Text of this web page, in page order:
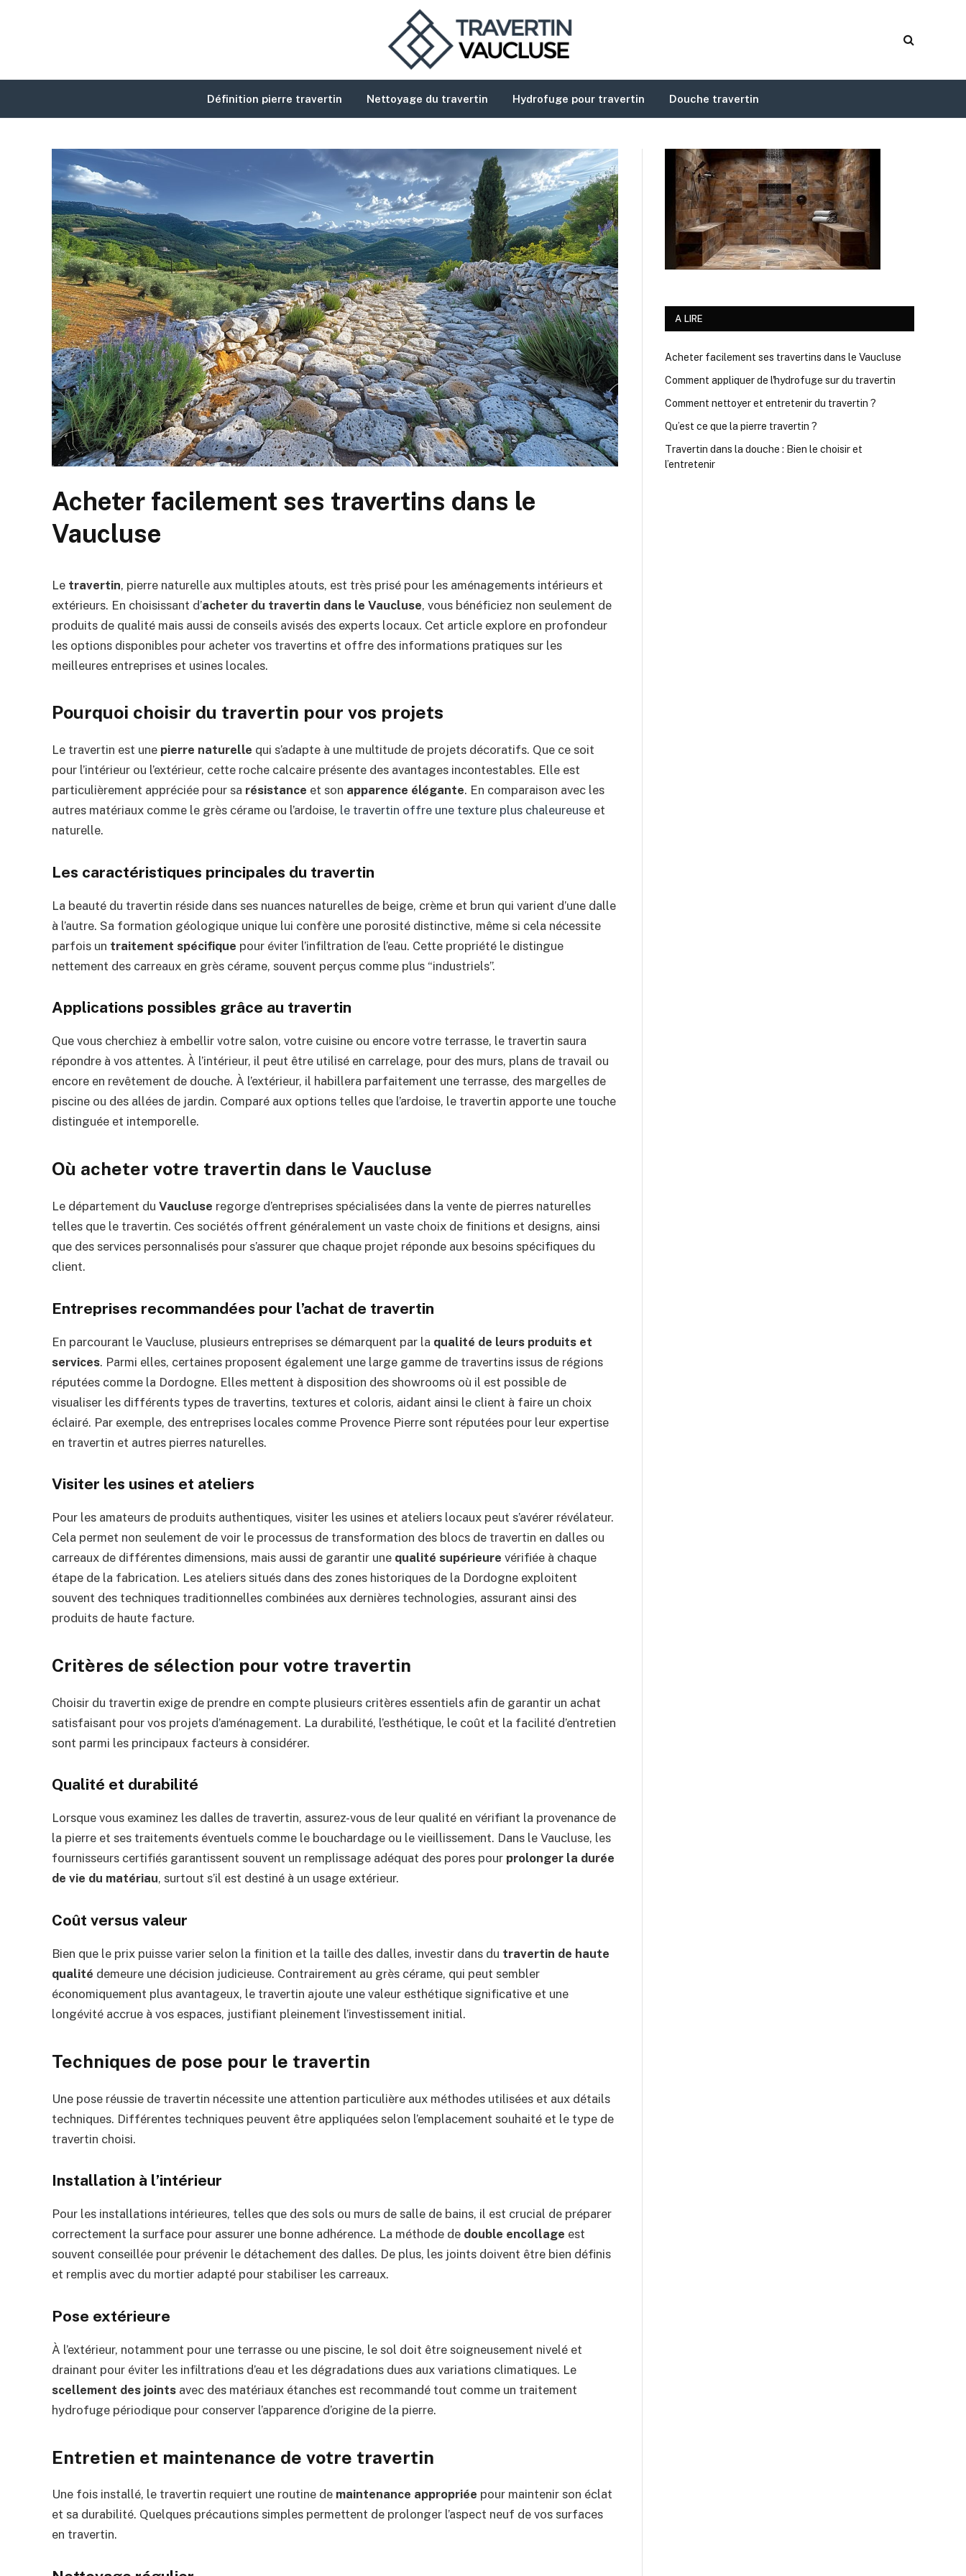
Définition pierre travertin Nettoyage du travertin Hydrofuge pour travertin Douche travertin
Acheter facilement ses travertins dans le
Vaucluse
Le travertin, pierre naturelle aux multiples atouts, est très prisé pour les aménagements intérieurs et
extérieurs. En choisissant d’acheter du travertin dans le Vaucluse, vous bénéficiez non seulement de
produits de qualité mais aussi de conseils avisés des experts locaux. Cet article explore en profondeur
les options disponibles pour acheter vos travertins et offre des informations pratiques sur les
meilleures entreprises et usines locales.
Pourquoi choisir du travertin pour vos projets
Le travertin est une pierre naturelle qui s’adapte à une multitude de projets décoratifs. Que ce soit
pour l’intérieur ou l’extérieur, cette roche calcaire présente des avantages incontestables. Elle est
particulièrement appréciée pour sa résistance et son apparence élégante. En comparaison avec les
autres matériaux comme le grès cérame ou l’ardoise, le travertin offre une texture plus chaleureuse et
naturelle.
Les caractéristiques principales du travertin
La beauté du travertin réside dans ses nuances naturelles de beige, crème et brun qui varient d’une dalle
à l’autre. Sa formation géologique unique lui confère une porosité distinctive, même si cela nécessite
parfois un traitement spécifique pour éviter l’infiltration de l’eau. Cette propriété le distingue
nettement des carreaux en grès cérame, souvent perçus comme plus “industriels”.
Applications possibles grâce au travertin
Que vous cherchiez à embellir votre salon, votre cuisine ou encore votre terrasse, le travertin saura
répondre à vos attentes. À l’intérieur, il peut être utilisé en carrelage, pour des murs, plans de travail ou
encore en revêtement de douche. À l’extérieur, il habillera parfaitement une terrasse, des margelles de
piscine ou des allées de jardin. Comparé aux options telles que l’ardoise, le travertin apporte une touche
distinguée et intemporelle.
Où acheter votre travertin dans le Vaucluse
Le département du Vaucluse regorge d’entreprises spécialisées dans la vente de pierres naturelles
telles que le travertin. Ces sociétés offrent généralement un vaste choix de finitions et designs, ainsi
que des services personnalisés pour s’assurer que chaque projet réponde aux besoins spécifiques du
client.
Entreprises recommandées pour l’achat de travertin
En parcourant le Vaucluse, plusieurs entreprises se démarquent par la qualité de leurs produits et
services. Parmi elles, certaines proposent également une large gamme de travertins issus de régions
réputées comme la Dordogne. Elles mettent à disposition des showrooms où il est possible de
visualiser les différents types de travertins, textures et coloris, aidant ainsi le client à faire un choix
éclairé. Par exemple, des entreprises locales comme Provence Pierre sont réputées pour leur expertise
en travertin et autres pierres naturelles.
Visiter les usines et ateliers
Pour les amateurs de produits authentiques, visiter les usines et ateliers locaux peut s’avérer révélateur.
Cela permet non seulement de voir le processus de transformation des blocs de travertin en dalles ou
carreaux de différentes dimensions, mais aussi de garantir une qualité supérieure vérifiée à chaque
étape de la fabrication. Les ateliers situés dans des zones historiques de la Dordogne exploitent
souvent des techniques traditionnelles combinées aux dernières technologies, assurant ainsi des
produits de haute facture.
Critères de sélection pour votre travertin
Choisir du travertin exige de prendre en compte plusieurs critères essentiels afin de garantir un achat
satisfaisant pour vos projets d’aménagement. La durabilité, l’esthétique, le coût et la facilité d’entretien
sont parmi les principaux facteurs à considérer.
Qualité et durabilité
Lorsque vous examinez les dalles de travertin, assurez-vous de leur qualité en vérifiant la provenance de
la pierre et ses traitements éventuels comme le bouchardage ou le vieillissement. Dans le Vaucluse, les
fournisseurs certifiés garantissent souvent un remplissage adéquat des pores pour prolonger la durée
de vie du matériau, surtout s’il est destiné à un usage extérieur.
Coût versus valeur
Bien que le prix puisse varier selon la finition et la taille des dalles, investir dans du travertin de haute
qualité demeure une décision judicieuse. Contrairement au grès cérame, qui peut sembler
économiquement plus avantageux, le travertin ajoute une valeur esthétique significative et une
longévité accrue à vos espaces, justifiant pleinement l’investissement initial.
Techniques de pose pour le travertin
Une pose réussie de travertin nécessite une attention particulière aux méthodes utilisées et aux détails
techniques. Différentes techniques peuvent être appliquées selon l’emplacement souhaité et le type de
travertin choisi.
Installation à l’intérieur
Pour les installations intérieures, telles que des sols ou murs de salle de bains, il est crucial de préparer
correctement la surface pour assurer une bonne adhérence. La méthode de double encollage est
souvent conseillée pour prévenir le détachement des dalles. De plus, les joints doivent être bien définis
et remplis avec du mortier adapté pour stabiliser les carreaux.
Pose extérieure
À l’extérieur, notamment pour une terrasse ou une piscine, le sol doit être soigneusement nivelé et
drainant pour éviter les infiltrations d’eau et les dégradations dues aux variations climatiques. Le
scellement des joints avec des matériaux étanches est recommandé tout comme un traitement
hydrofuge périodique pour conserver l’apparence d’origine de la pierre.
Entretien et maintenance de votre travertin
Une fois installé, le travertin requiert une routine de maintenance appropriée pour maintenir son éclat
et sa durabilité. Quelques précautions simples permettent de prolonger l’aspect neuf de vos surfaces
en travertin.
A LIRE
Acheter facilement ses travertins dans le Vaucluse
Comment appliquer de l'hydrofuge sur du travertin
Comment nettoyer et entretenir du travertin ?
Qu’est ce que la pierre travertin ?
Travertin dans la douche : Bien le choisir et
l’entretenir